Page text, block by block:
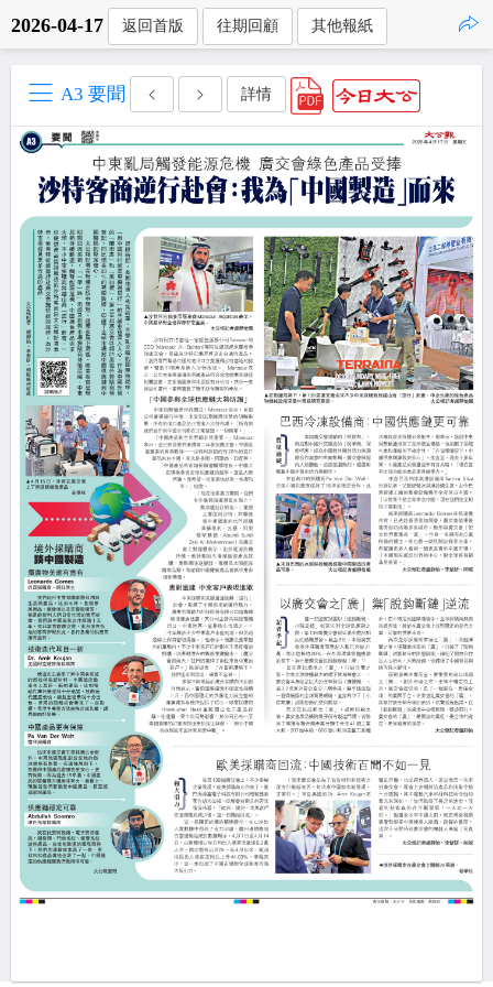
2026-04-17 返回首版 往期回顧 其他報紙
A3 要聞 詳情